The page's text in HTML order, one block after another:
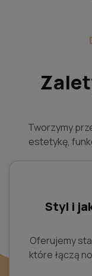
Tworzymy
estetykę,
Styl i
Oferujemy
które łączą